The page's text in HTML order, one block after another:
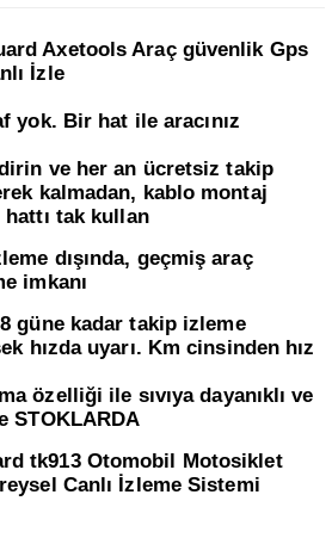
Axetools Araç güvenlik Gps
İzle
yok. Bir hat ile aracınız
ve her an ücretsiz takip
kalmadan, kablo montaj
tak kullan
dışında, geçmiş araç
imkanı
güne kadar takip izleme
hızda uyarı. Km cinsinden hız
özelliği ile sıvıya dayanıklı ve
STOKLARDA
tk913 Otomobil Motosiklet
Canlı İzleme Sistemi